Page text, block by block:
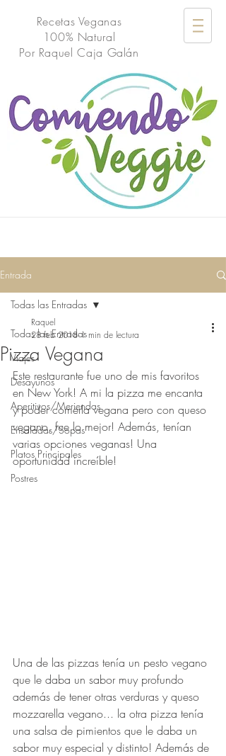
Recetas Veganas
100% Natural
Por Raquel Caja Galán
Entrada
Todas las Entradas
Viajes
Desayunos
Aperitivos/Meriendas
Ensaladas/Sopas
Platos Principales
Postres
Todas las Entradas
Pizza Vegana
Raquel
28 feb 2018 1 min de lectura
Este restaurante fue uno de mis favoritos
en New York! A mi la pizza me encanta
y poder comerla vegana pero con queso
vegano, fue lo mejor! Además, tenían
varias opciones veganas! Una
oportunidad increíble!
Una de las pizzas tenía un pesto vegano
que le daba un sabor muy profundo
además de tener otras verduras y queso
mozzarella vegano... la otra pizza tenía
una salsa de pimientos que le daba un
sabor muy especial y distinto! Además de